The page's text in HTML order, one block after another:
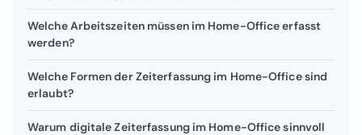
Welche Arbeitszeiten müssen im Home-Office erfasst
werden?
Welche Formen der Zeiterfassung im Home-Office sind
erlaubt?
Warum digitale Zeiterfassung im Home-Office sinnvoll